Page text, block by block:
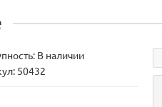
В наличии
50432